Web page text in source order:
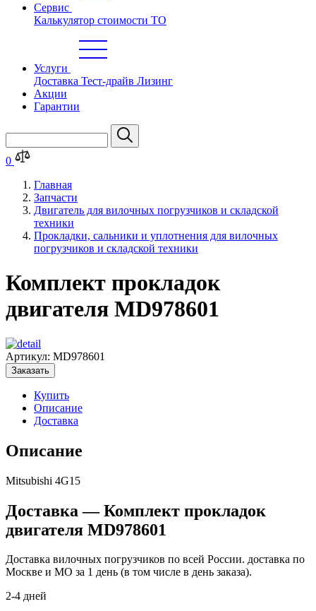
Сервис
Калькулятор стоимости ТО
Услуги
Доставка Тест-драйв Лизинг
Акции
Гарантии
0
Главная
Запчасти
Двигатель для вилочных погрузчиков и складской
техники
Прокладки, сальники и уплотнения для вилочных
погрузчиков и складской техники
Комплект прокладок
двигателя MD978601
Артикул: MD978601
Заказать
Купить
Описание
Доставка
Описание
Mitsubishi 4G15
Доставка — Комплект прокладок
двигателя MD978601
Доставка вилочных погрузчиков по всей России. доставка по
Москве и МО за 1 день (в том числе в день заказа).
2-4 дней